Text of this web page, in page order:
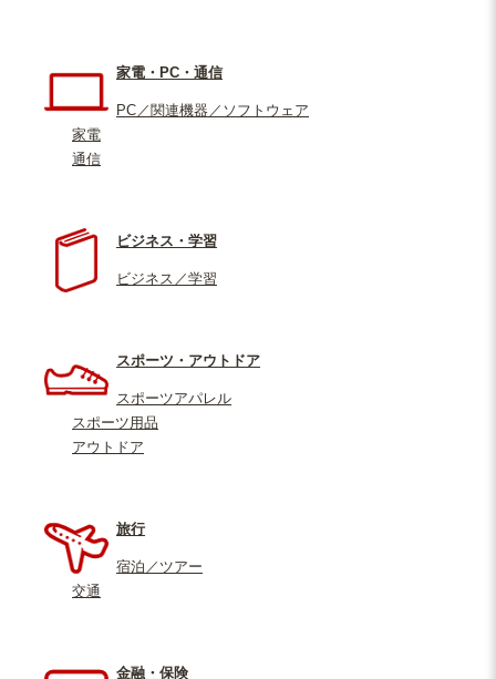
家電・PC・通信
PC／関連機器／ソフトウェア
家電
通信
ビジネス・学習
ビジネス／学習
スポーツ・アウトドア
スポーツアパレル
スポーツ用品
アウトドア
旅行
宿泊／ツアー
交通
金融・保険